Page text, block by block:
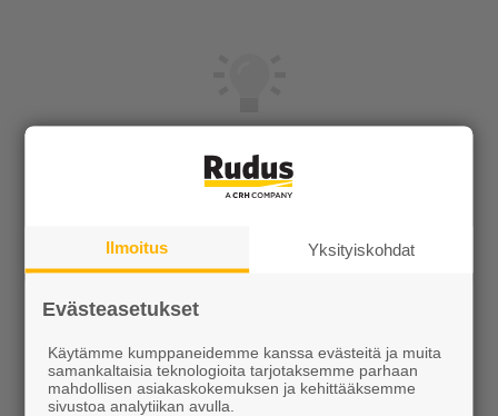
Kotipolku
Kotipolku blogi
Ilmoitus Yksityiskohdat
Evästeasetukset
Käytämme kumppaneidemme kanssa evästeitä ja muita
samankaltaisia teknologioita tarjotaksemme parhaan
mahdollisen asiakaskokemuksen ja kehittääksemme
sivustoa analytiikan avulla.